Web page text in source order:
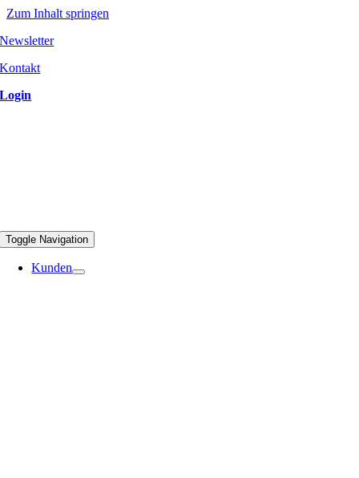
Zum Inhalt springen
Newsletter
Kontakt
Login
Toggle Navigation
Kunden